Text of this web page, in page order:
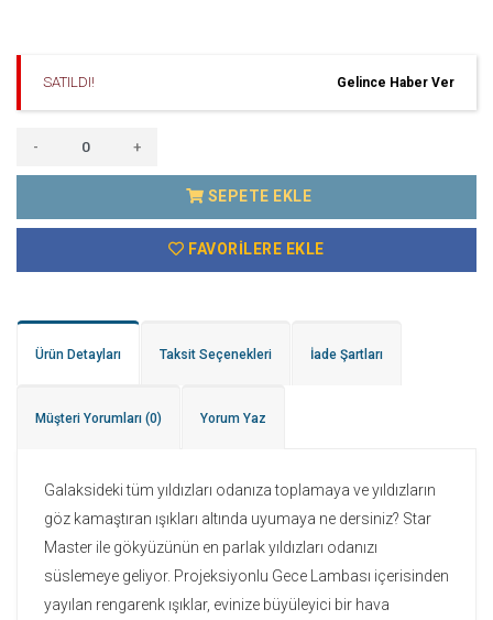
SATILDI! Gelince Haber Ver
- +
SEPETE EKLE
FAVORILERE EKLE
Ürün Detayları Taksit Seçenekleri İade Şartları
Müşteri Yorumları (0) Yorum Yaz
Galaksideki tüm yıldızları odanıza toplamaya ve yıldızların
göz kamaştıran ışıkları altında uyumaya ne dersiniz? Star
Master ile gökyüzünün en parlak yıldızları odanızı
süslemeye geliyor. Projeksiyonlu Gece Lambası içerisinden
yayılan rengarenk ışıklar, evinize büyüleyici bir hava